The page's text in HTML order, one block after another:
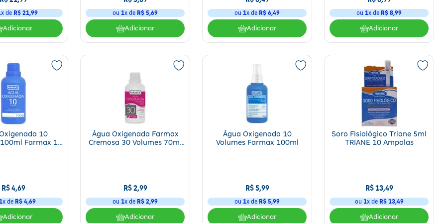
uma empresa tenha medicamentos , pois no caso da aplicação ou ingestão incorreta, o colaborador pode colocar sua integridade física em risco.
de urgência, geralmente, em pequenos acidentes. Fato que diminui os riscos de situações emergenciais até que um profissional da área da saúde
de crianças, longe de calor ou umidade.
x de R$ 21,99
Adicionar
ou 1x de R$ 5,69
Adicionar
ou 1x de R$ 6,49
Adicionar
ou 1x de R$ 8,99
Adicionar
10
Farmax 1
R$ 4,69
x de R$ 4,69
Adicionar
Água Oxigenada Farmax
Cremosa 30 Volumes 70ml
R$ 2,99
ou 1x de R$ 2,99
Adicionar
Água Oxigenada 10
Volumes Farmax 100ml
R$ 5,99
ou 1x de R$ 5,99
Adicionar
Soro Fisiológico Triane 5ml
TRIANE 10 Ampolas
R$ 13,49
ou 1x de R$ 13,49
Adicionar